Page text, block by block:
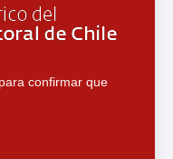
confirmar que